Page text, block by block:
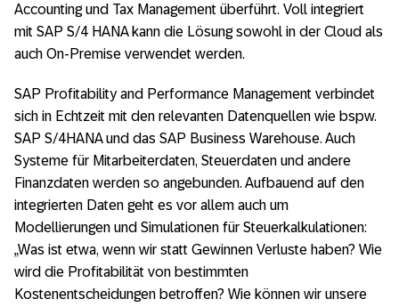
Accounting und Tax Management überführt. Voll integriert
mit SAP S/4 HANA kann die Lösung sowohl in der Cloud als
auch On-Premise verwendet werden.
SAP Profitability and Performance Management verbindet
sich in Echtzeit mit den relevanten Datenquellen wie bspw.
SAP S/4HANA und das SAP Business Warehouse. Auch
Systeme für Mitarbeiterdaten, Steuerdaten und andere
Finanzdaten werden so angebunden. Aufbauend auf den
integrierten Daten geht es vor allem auch um
Modellierungen und Simulationen für Steuerkalkulationen:
„Was ist etwa, wenn wir statt Gewinnen Verluste haben? Wie
wird die Profitabilität von bestimmten
Kostenentscheidungen betroffen? Wie können wir unsere